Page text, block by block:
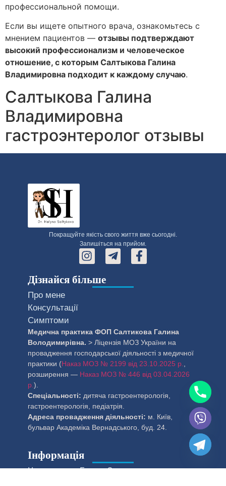
профессиональной помощи.
Если вы ищете опытного врача, ознакомьтесь с
мнением пациентов — отзывы подтверждают
высокий профессионализм и человеческое
отношение, с которым Салтыкова Галина
Владимировна подходит к каждому случаю.
Салтыкова Галина
Владимировна
гастроэнтеролог отзывы
Покращуйте якість свого життя вже сьогодні.
Запишіться на прийом.
Дізнайся більше
Про мене
Консультації
Симптоми
Медична практика ФОП Салтикова Галина
Володимирівна. > Ліцензія МОЗ України на
провадження господарської діяльності з медичної
практики (Наказ МОЗ № 2199 від 23.10.2025 р.
розширення — Наказ МОЗ № 446 від 03.04.2026
р. ).
Спеціальності: дитяча гастроентерологія,
гастроентерологія, педіатрія.
Адреса провадження діяльності: м. Київ,
бульвар Академіка Вернадського, буд. 24.
Інформація
Чому доктор Галина?